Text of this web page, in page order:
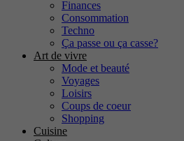
Finances
Consommation
Techno
Ça passe ou ça casse?
Art de vivre
Mode et beauté
Voyages
Loisirs
Coups de coeur
Shopping
Cuisine